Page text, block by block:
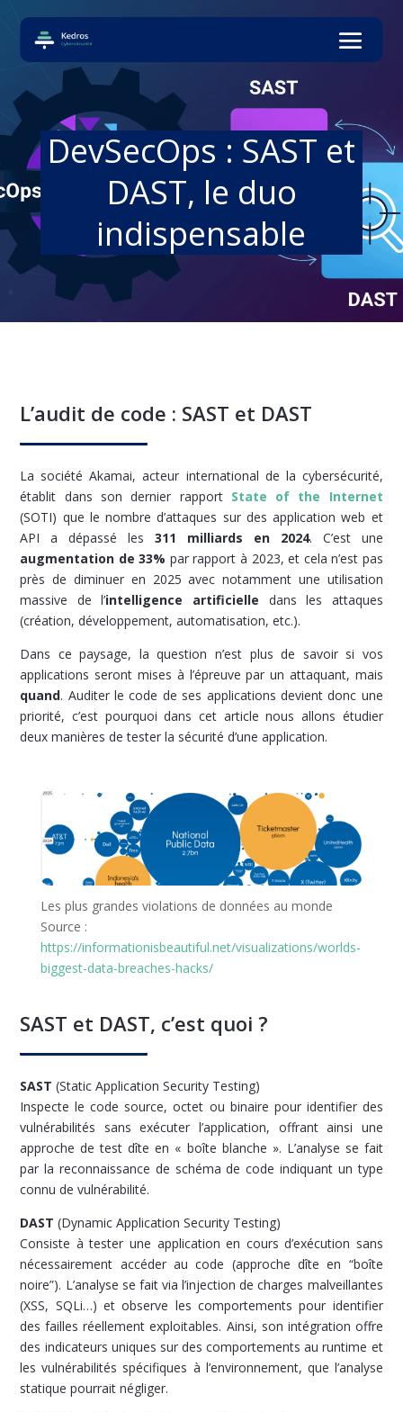
DevSecOps : SAST et
DAST, le duo
indispensable
L’audit de code : SAST et DAST
La société Akamai, acteur international de la cybersécurité,
établit dans son dernier rapport State of the Internet
(SOTI) que le nombre d’attaques sur des application web et
API a dépassé les311 milliards en 2024. C’est une
augmentation de 33% par rapport à 2023, et cela n’est pas
près de diminuer en 2025 avec notamment une utilisation
massive de l’intelligence artificielle dans les attaques
(création, développement, automatisation, etc.).
Dans ce paysage, la question n’est plus de savoir si vos
applications seront mises à l’épreuve par un attaquant, mais
quand. Auditer le code de ses applications devient donc une
priorité, c’est pourquoi dans cet article nous allons étudier
deux manières de tester la sécurité d’une application.
Les plus grandes violations de données au monde
Source :
https://informationisbeautiful.net/visualizations/worlds-
biggest-data-breaches-hacks/
SAST et DAST, c’est quoi ?
SAST (Static Application Security Testing)
Inspecte le code source, octet ou binaire pour identifier des
vulnérabilités sans exécuter l’application, offrant ainsi une
approche de test dîte en « boîte blanche ». L’analyse se fait
par la reconnaissance de schéma de code indiquant un type
connu de vulnérabilité.
DAST (Dynamic Application Security Testing)
Consiste à tester une application en cours d’exécution sans
nécessairement accéder au code (approche dîte en “boîte
noire”). L’analyse se fait via l’injection de charges malveillantes
(XSS, SQLi…) et observe les comportements pour identifier
des failles réellement exploitables. Ainsi, son intégration offre
des indicateurs uniques sur des comportements au runtime et
les vulnérabilités spécifiques à l’environnement, que l’analyse
statique pourrait négliger.